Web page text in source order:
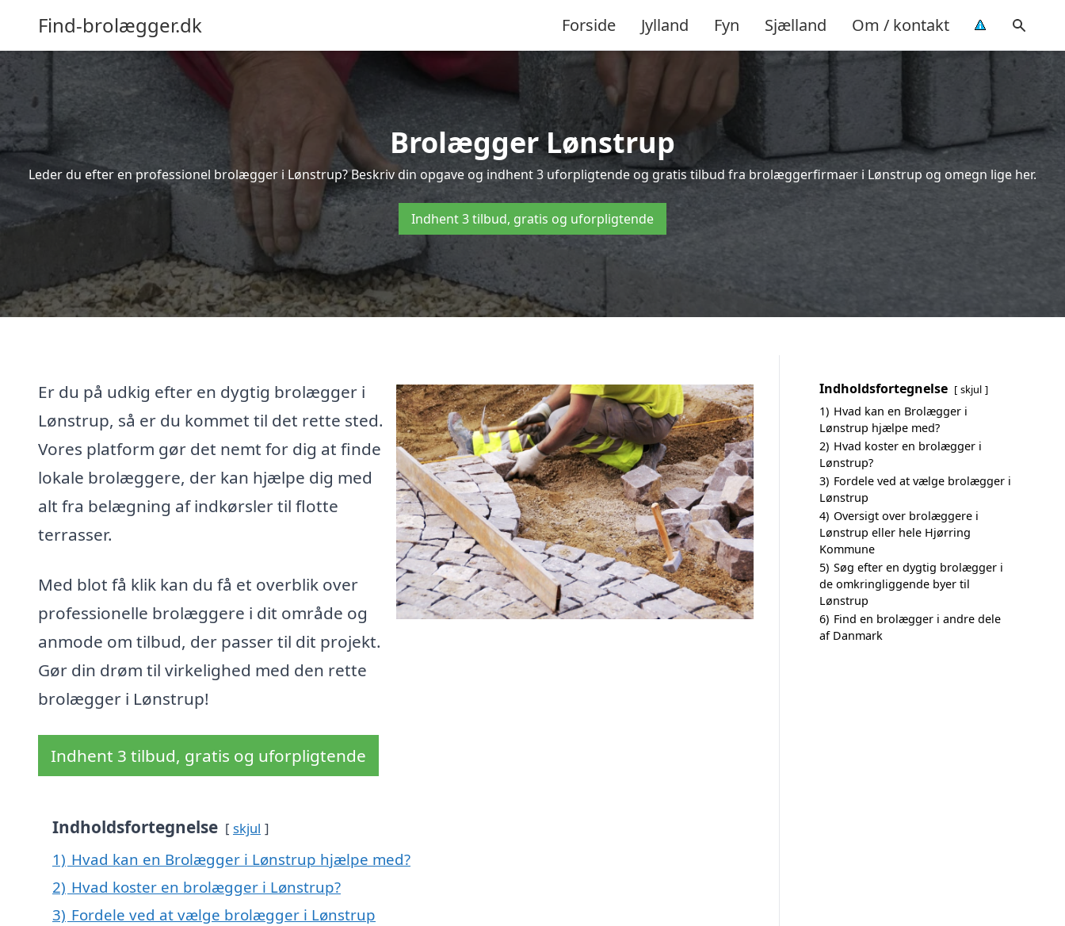
Find-brolægger.dk Forside Jylland Fyn Sjælland Om / kontakt
Brolægger Lønstrup
Leder du efter en professionel brolægger i Lønstrup? Beskriv din opgave og indhent 3 uforpligtende og gratis tilbud fra brolæggerfirmaer i Lønstrup og omegn lige her.
Indhent 3 tilbud, gratis og uforpligtende
Er du på udkig efter en dygtig brolægger i
Lønstrup, så er du kommet til det rette sted.
Vores platform gør det nemt for dig at finde
lokale brolæggere, der kan hjælpe dig med
alt fra belægning af indkørsler til flotte
terrasser.
Med blot få klik kan du få et overblik over
professionelle brolæggere i dit område og
anmode om tilbud, der passer til dit projekt.
Gør din drøm til virkelighed med den rette
brolægger i Lønstrup!
Indhent 3 tilbud, gratis og uforpligtende
Indholdsfortegnelse skjul
1) Hvad kan en Brolægger i Lønstrup hjælpe med?
2) Hvad koster en brolægger i Lønstrup?
3) Fordele ved at vælge brolægger i Lønstrup
Indholdsfortegnelse skjul
1) Hvad kan en Brolægger i
Lønstrup hjælpe med?
2) Hvad koster en brolægger i
Lønstrup?
3) Fordele ved at vælge brolægger i
Lønstrup
4) Oversigt over brolæggere i
Lønstrup eller hele Hjørring
Kommune
5) Søg efter en dygtig brolægger i
de omkringliggende byer til
Lønstrup
6) Find en brolægger i andre dele
af Danmark